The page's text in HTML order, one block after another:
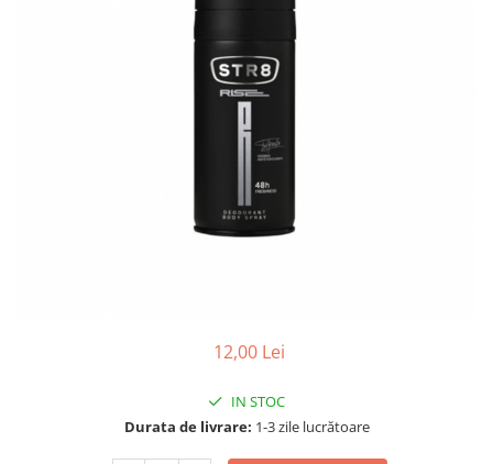
Folie aluminiu,folie alimentara
Produse pentru curatarea tenului
12,00 Lei
IN STOC
Durata de livrare: 1-3 zile lucrătoare